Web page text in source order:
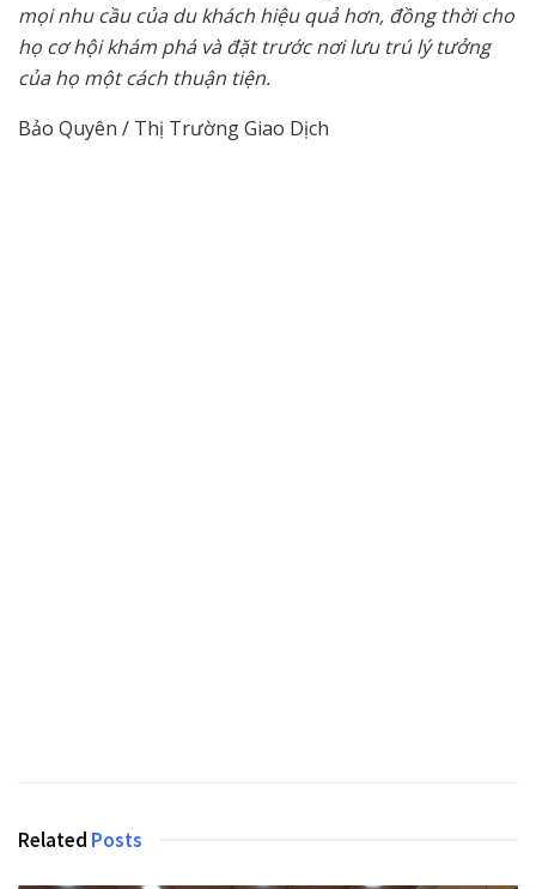
mọi nhu cầu của du khách hiệu quả hơn, đồng thời cho
họ cơ hội khám phá và đặt trước nơi lưu trú lý tưởng
của họ một cách thuận tiện.
Bảo Quyên / Thị Trường Giao Dịch
Related Posts